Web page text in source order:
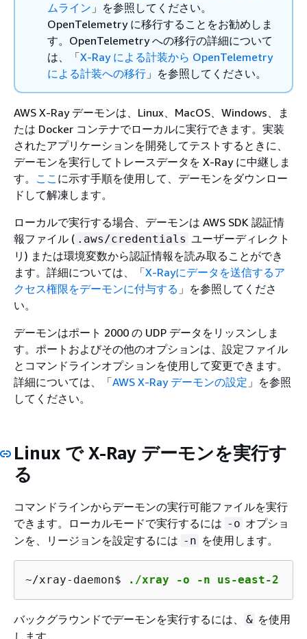
ムライン 」を参照してください。
OpenTelemetry に移行することをお勧めしま
す。OpenTelemetry への移行の詳細について
は、「X-Ray による計装から OpenTelemetry
による計装への移行 」を参照してください。
AWS X-Ray デーモンは、Linux、MacOS、Windows、ま
たは Docker コンテナでローカルに実行できます。実装
されたアプリケーションを開発してテストするときに、
デーモンを実行してトレースデータを X-Ray に中継しま
す。 ここ に示す手順を使用して、デーモンをダウンロー
ドして解凍します。
ローカルで実行する場合、デーモンは AWS SDK 認証情
報ファイル ( .aws/credentials ユーザーディレクト
リ) または環境変数から認証情報を読み取ることができ
ます。詳細については、「X-Rayにデータを送信するア
クセス権限をデーモンに付与する 」を参照してくださ
い。
デーモンはポート 2000 の UDP データをリッスンしま
す。ポートおよびその他のオプションは、設定ファイル
とコマンドラインオプションを使用して変更できます。
詳細については、「AWS X-Ray デーモンの設定 」を参照
してください。
Linux で X-Ray デーモンを実行す
る
コマンドラインからデーモンの実行可能ファイルを実行
できます。ローカルモードで実行するには -o オプショ
ンを、リージョンを設定するには -n を使用します。
~/xray-daemon$ ./xray -o -n us-east-2
バックグラウンドでデーモンを実行するには、 & を使用
します。